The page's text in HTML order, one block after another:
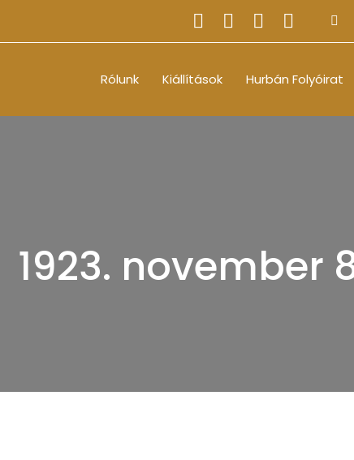
Rólunk Kiállítások Hurbán Folyóirat
1923. november